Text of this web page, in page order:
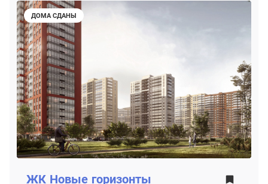
ДОМА СДАНЫ
ЖК Новые горизонты